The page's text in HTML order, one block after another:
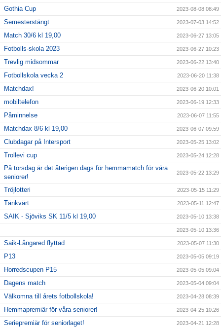
Gothia Cup 2023-08-08 08:49
Semesterstängt 2023-07-03 14:52
Match 30/6 kl 19,00 2023-06-27 13:05
Fotbolls-skola 2023 2023-06-27 10:23
Trevlig midsommar 2023-06-22 13:40
Fotbollskola vecka 2 2023-06-20 11:38
Matchdax! 2023-06-20 10:01
mobiltelefon 2023-06-19 12:33
Påminnelse 2023-06-07 11:55
Matchdax 8/6 kl 19,00 2023-06-07 09:59
Clubdagar på Intersport 2023-05-25 13:02
Trollevi cup 2023-05-24 12:28
På torsdag är det återigen dags för hemmamatch för våra
seniorer!
2023-05-22 13:29
Tröjlotteri 2023-05-15 11:29
Tänkvärt 2023-05-11 12:47
SAIK - Sjöviks SK 11/5 kl 19,00 2023-05-10 13:38
2023-05-10 13:36
Saik-Långared flyttad 2023-05-07 11:30
P13 2023-05-05 09:19
Horredscupen P15 2023-05-05 09:04
Dagens match 2023-05-04 09:04
Välkomna till årets fotbollskola! 2023-04-28 08:39
Hemmapremiär för våra seniorer! 2023-04-25 10:26
Seriepremiär för seniorlaget! 2023-04-21 12:28